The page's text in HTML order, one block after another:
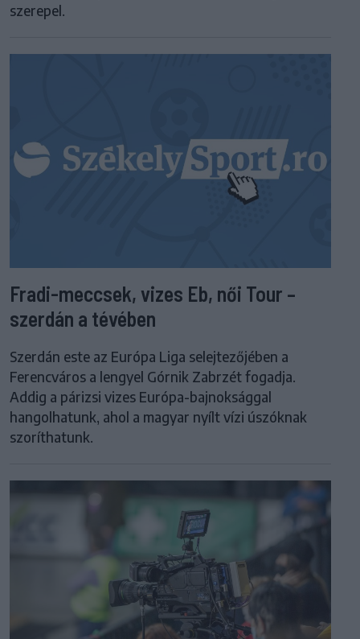
szerepel.
Fradi-meccsek, vizes Eb, női Tour –
szerdán a tévében
Szerdán este az Európa Liga selejtezőjében a
Ferencváros a lengyel Górnik Zabrzét fogadja.
Addig a párizsi vizes Európa-bajnoksággal
hangolhatunk, ahol a magyar nyílt vízi úszóknak
szoríthatunk.